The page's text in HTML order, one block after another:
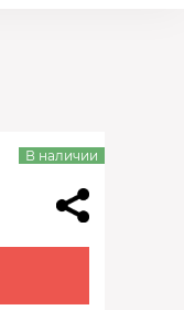
В наличии